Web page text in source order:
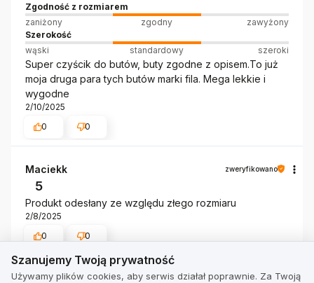
Zgodność z rozmiarem
zaniżony
zgodny
zawyżony
Szerokość
wąski
standardowy szeroki
Super czyścik do butów, buty zgodne z opisem.To już
moja druga para tych butów marki fila. Mega lekkie i
wygodne
2/10/2025
0
0
Maciekk zweryfikowano
5
Produkt odesłany ze względu złego rozmiaru
2/8/2025
0
0
Szanujemy Twoją prywatność
Używamy plików cookies, aby serwis działał poprawnie. Za Twoją